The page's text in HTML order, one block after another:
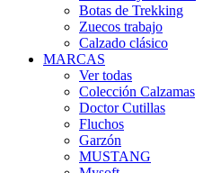
Botas de Trekking
Zuecos trabajo
Calzado clásico
MARCAS
Ver todas
Colección Calzamas
Doctor Cutillas
Fluchos
Garzón
MUSTANG